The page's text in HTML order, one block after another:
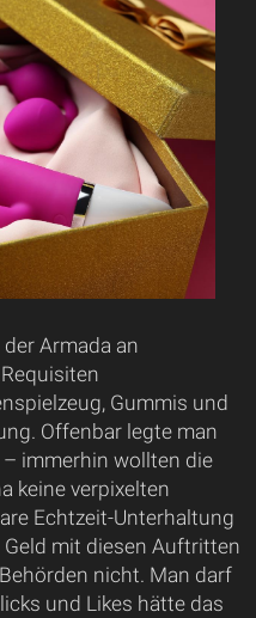
Armada an
Gummis und
Offenbar legte man
immerhin wollten die
keine verpixelten
Echtzeit-Unterhaltung
mit diesen Auftritten
nicht. Man darf
und Likes hätte das